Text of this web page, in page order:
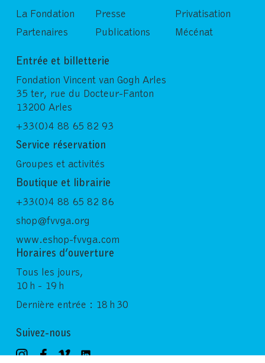
La Fondation
Partenaires
Presse
Publications
Privatisation
Mécénat
Entrée et billetterie
Fondation Vincent van Gogh Arles
35 ter, rue du Docteur-Fanton
13200 Arles
+33(0)4 88 65 82 93
Service réservation
Groupes et activités
Boutique et librairie
+33(0)4 88 65 82 86
shop@fvvga.org
www.eshop-fvvga.com
Horaires d’ouverture
Tous les jours,
10 h - 19 h
Dernière entrée : 18 h 30
Suivez-nous